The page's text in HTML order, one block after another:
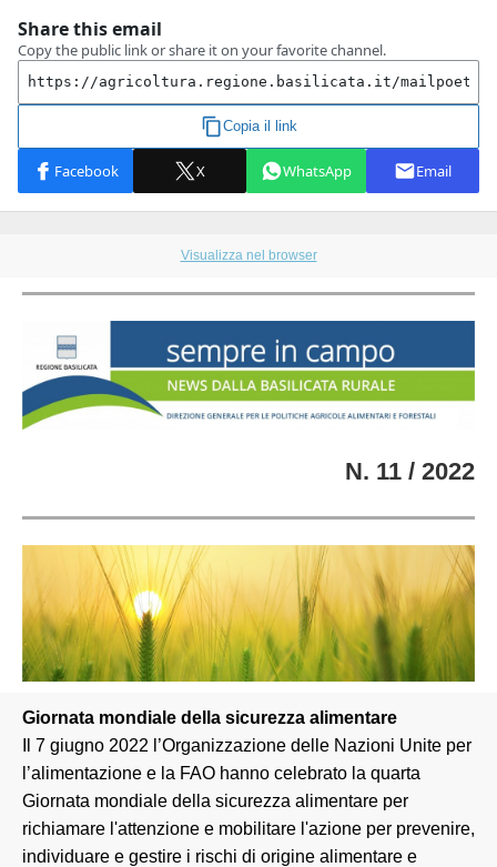
Visualizza nel browser
N. 11 / 2022
Giornata mondiale della sicurezza alimentare
Il 7 giugno 2022 l’Organizzazione delle Nazioni Unite per
l’alimentazione e la FAO hanno celebrato la quarta
Giornata mondiale della sicurezza alimentare per
richiamare l'attenzione e mobilitare l'azione per prevenire,
individuare e gestire i rischi di origine alimentare e